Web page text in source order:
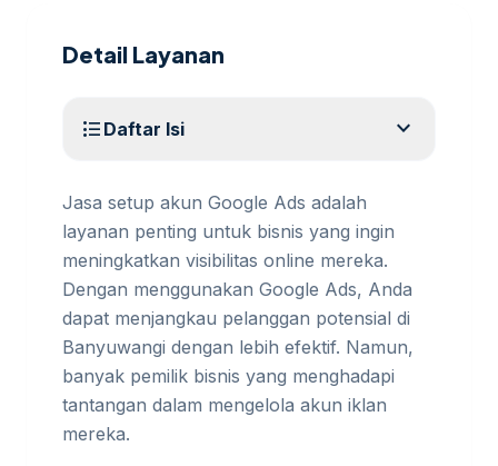
Detail Layanan
format_list_bulleted Daftar Isi expand_more
Jasa setup akun Google Ads adalah
layanan penting untuk bisnis yang ingin
meningkatkan visibilitas online mereka.
Dengan menggunakan Google Ads, Anda
dapat menjangkau pelanggan potensial di
Banyuwangi dengan lebih efektif. Namun,
banyak pemilik bisnis yang menghadapi
tantangan dalam mengelola akun iklan
mereka.